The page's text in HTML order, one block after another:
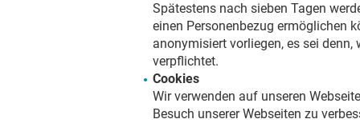
Spätestens nach sieben Tagen
einen Personenbezug ermöglichen
anonymisiert vorliegen, es sei
verpflichtet.
Cookies
Wir verwenden auf unseren
Besuch unserer Webseiten zu